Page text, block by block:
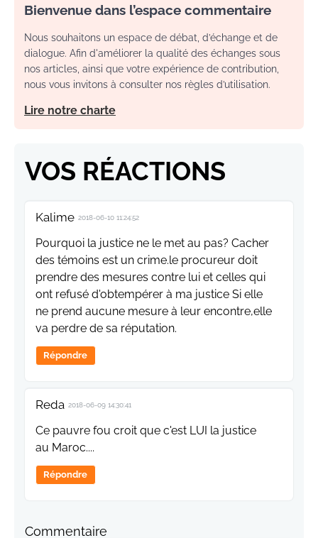
Bienvenue dans l’espace commentaire
Nous souhaitons un espace de débat, d’échange et de
dialogue. Afin d'améliorer la qualité des échanges sous
nos articles, ainsi que votre expérience de contribution,
nous vous invitons à consulter nos règles d’utilisation.
Lire notre charte
VOS RÉACTIONS
Kalime 2018-06-10 11:24:52
Pourquoi la justice ne le met au pas? Cacher
des témoins est un crime.le procureur doit
prendre des mesures contre lui et celles qui
ont refusé d'obtempérer à ma justice Si elle
ne prend aucune mesure à leur encontre,elle
va perdre de sa réputation.
Répondre
Reda 2018-06-09 14:30:41
Ce pauvre fou croit que c'est LUI la justice
au Maroc....
Répondre
Commentaire